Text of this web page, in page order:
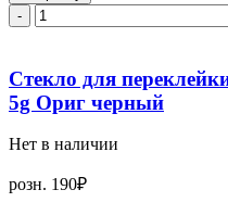
-
Стекло для
5g Ориг черный
Нет в наличии
розн. 190₽